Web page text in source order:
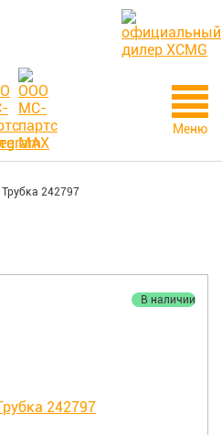
Меню
Трубка 242797
В наличии